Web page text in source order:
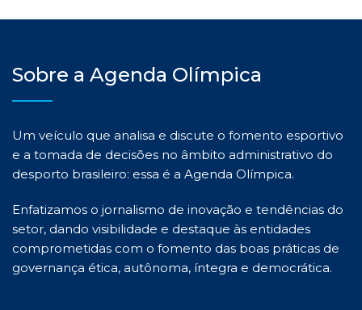
Sobre a Agenda Olímpica
Um veículo que analisa e discute o fomento esportivo
e a tomada de decisões no âmbito administrativo do
desporto brasileiro: essa é a Agenda Olímpica.
Enfatizamos o jornalismo de inovação e tendências do
setor, dando visibilidade e destaque às entidades
comprometidas com o fomento das boas práticas de
governança ética, autônoma, íntegra e democrática.